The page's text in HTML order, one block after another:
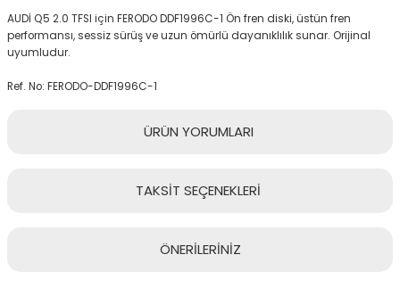
AUDİ Q5 2.0 TFSI için FERODO DDF1996C-1 Ön fren diski, üstün fren
performansı, sessiz sürüş ve uzun ömürlü dayanıklılık sunar. Orijinal
uyumludur.
Ref. No: FERODO-DDF1996C-1
ÜRÜN YORUMLARI
TAKSİT SEÇENEKLERİ
ÖNERİLERİNİZ